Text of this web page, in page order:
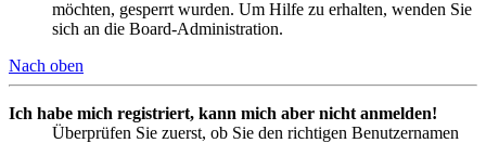
möchten, gesperrt wurden. Um Hilfe zu erhalten, wenden Sie
sich an die Board-Administration.
Nach oben
Ich habe mich registriert, kann mich aber nicht anmelden!
Überprüfen Sie zuerst, ob Sie den richtigen Benutzernamen